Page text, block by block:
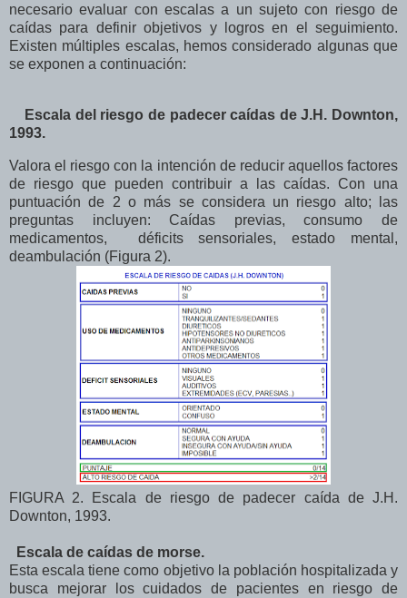
necesario evaluar con escalas a un sujeto con riesgo de
caídas para definir objetivos y logros en el seguimiento.
Existen múltiples escalas, hemos considerado algunas que
se exponen a continuación:
Escala del riesgo de padecer caídas de J.H. Downton,
1993.
Valora el riesgo con la intención de reducir aquellos factores
de riesgo que pueden contribuir a las caídas. Con una
puntuación de 2 o más se considera un riesgo alto; las
preguntas incluyen: Caídas previas, consumo de
medicamentos, déficits sensoriales, estado mental,
deambulación (Figura 2).
FIGURA 2. Escala de riesgo de padecer caída de J.H.
Downton, 1993.
Escala de caídas de morse.
Esta escala tiene como objetivo la población hospitalizada y
busca mejorar los cuidados de pacientes en riesgo de